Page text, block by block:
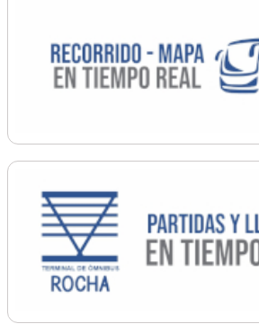
Ordenamiento
Promoción Social
Salud
Secretaría General